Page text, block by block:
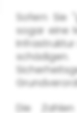
Sofern Sie
sogar eine
Die